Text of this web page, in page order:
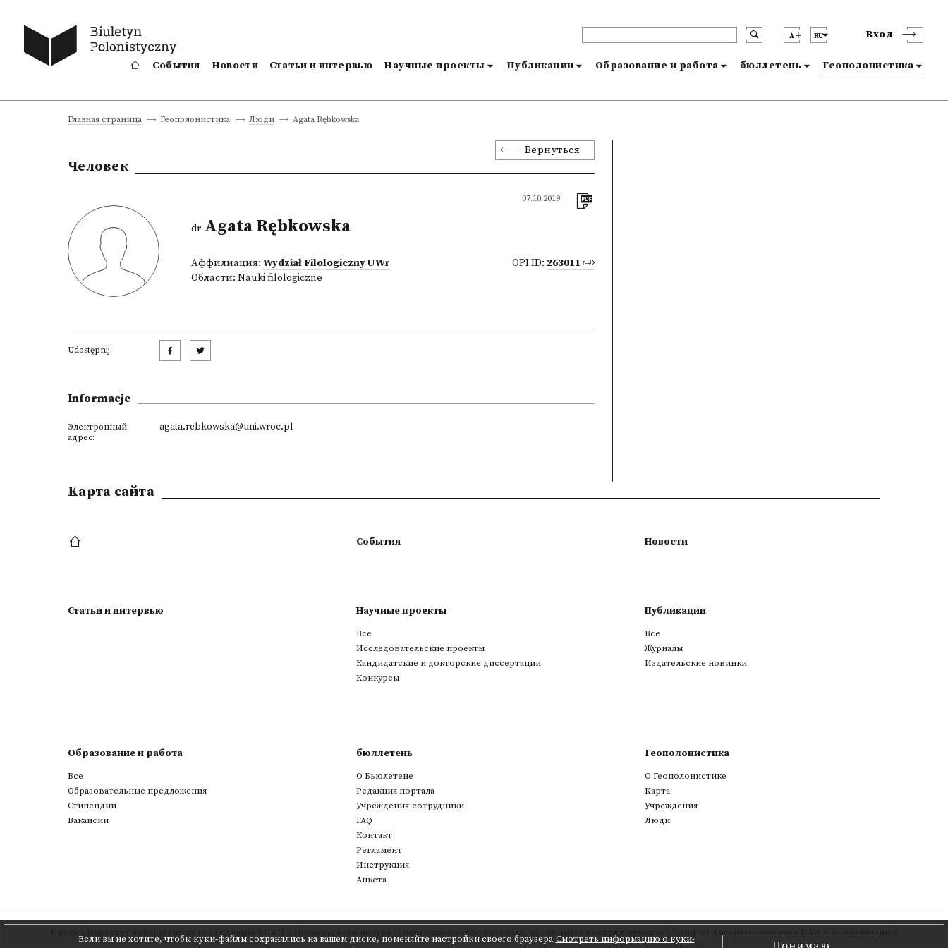
A RU Вход
События Новости Статьи и интервью Научные проекты Публикации Образование и работа бюллетень Геополонистика
Главная страница Геополонистика Люди Agata Rębkowska
Вернуться
Человек
07.10.2019
drAgata Rębkowska
Аффилиация: Wydział Filologiczny UWr
Области: Nauki filologiczne
OPI ID: 263011
Udostępnij:
Informacje
Электронный
адрес:
agata.rebkowska@uni.wroc.pl
Если вы не хотите, чтобы куки-файлы сохранялись на вашем диске, поменяйте настройки своего браузера Смотреть информацию о куки-
Kарта сайта
События Новости
Статьи и интервью Научные проекты
Все
Исследовательские проекты
Кандидатские и докторские диссертации
Конкурсы
Публикации
Все
Журналы
Издательские новинки
Образование и работа
Все
Образовательные предложения
Стипендии
Вакансии
бюллетень
О Бьюлетене
Редакция портала
Учреждения-сотрудники
FAQ
Контакт
Регламент
Инструкция
Анкета
Геополонистика
О Геополонистике
Kарта
Учреждения
Люди
Институт литературных исследований ПАН Познаньского центра суперкомпьютерно-сетевого Комитет литературных наук ПАНи Конференцией